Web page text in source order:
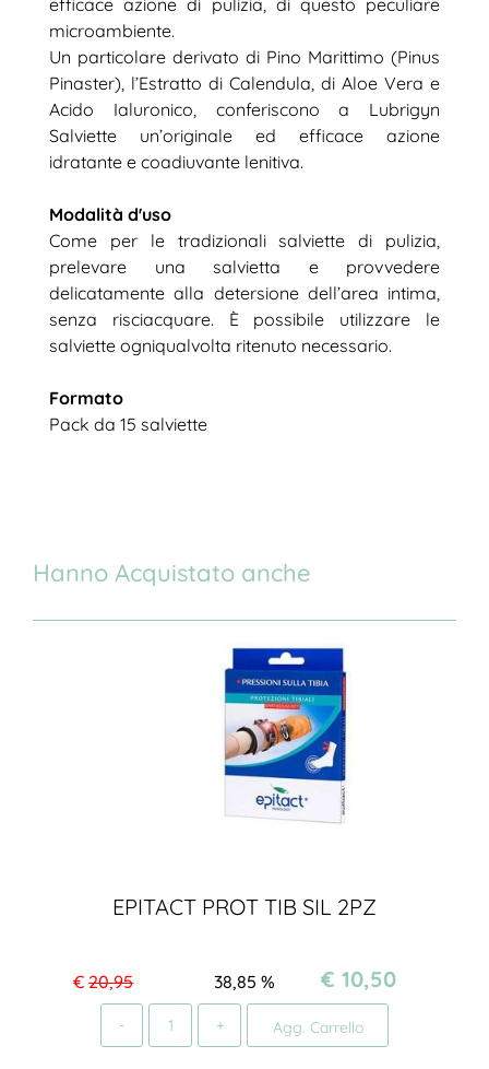
microambiente.
Un particolare derivato di Pino Marittimo (Pinus
Pinaster), l’Estratto di Calendula, di Aloe Vera e
Acido Ialuronico, conferiscono a Lubrigyn
Salviette un’originale ed efficace azione
idratante e coadiuvante lenitiva.
Modalità d'uso
Come per le tradizionali salviette di pulizia,
prelevare una salvietta e provvedere
delicatamente alla detersione dell’area intima,
senza risciacquare. È possibile utilizzare le
salviette ogniqualvolta ritenuto necessario.
Formato
Pack da 15 salviette
Hanno Acquistato anche
EPITACT PROT TIB SIL 2PZ
€ 20,95 %
38,85 € 10,50
Agg. Carrello